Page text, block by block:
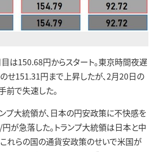
は150.68円からスタート。東京時間夜遅
せ151.31円まで上昇したが、2月20日の
前で失速した。
プ大統領が、日本の円安政策に不快感を
が急落した。トランプ大統領は日本と中
れらの国の通貨安政策のせいで米国が